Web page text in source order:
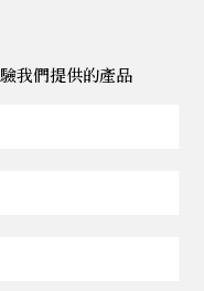
我們提供的產品